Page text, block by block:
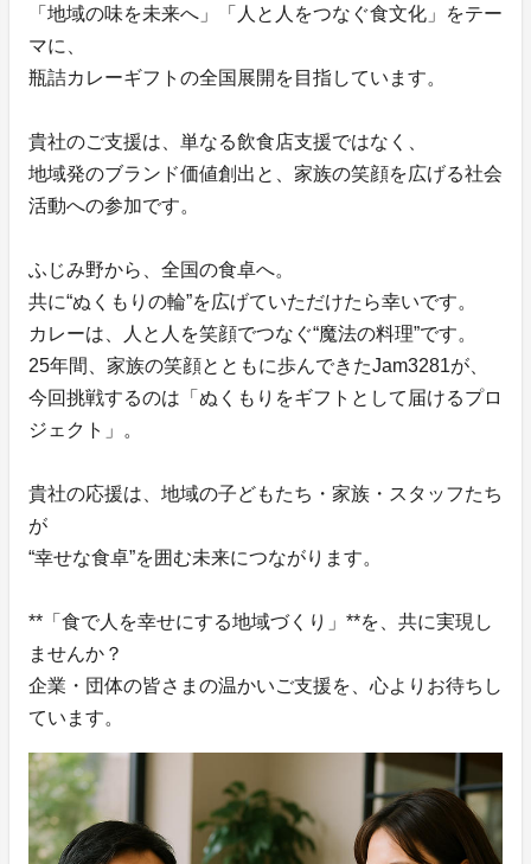
「地域の味を未来へ」「人と人をつなぐ食文化」をテー
マに、
瓶詰カレーギフトの全国展開を目指しています。
貴社のご支援は、単なる飲食店支援ではなく、
地域発のブランド価値創出と、家族の笑顔を広げる社会
活動への参加です。
ふじみ野から、全国の食卓へ。
共に“ぬくもりの輪”を広げていただけたら幸いです。
カレーは、人と人を笑顔でつなぐ“魔法の料理”です。
25年間、家族の笑顔とともに歩んできたJam3281が、
今回挑戦するのは「ぬくもりをギフトとして届けるプロ
ジェクト」。
貴社の応援は、地域の子どもたち・家族・スタッフたち
が
“幸せな食卓”を囲む未来につながります。
**「食で人を幸せにする地域づくり」**を、共に実現し
ませんか？
企業・団体の皆さまの温かいご支援を、心よりお待ちし
ています。